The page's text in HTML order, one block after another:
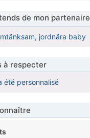
de mon partenaire
jordnära baby
à respecter
été personnalisé